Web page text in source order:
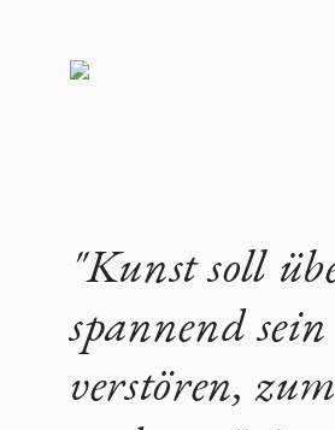
"Kunst soll
spannend
verstören,